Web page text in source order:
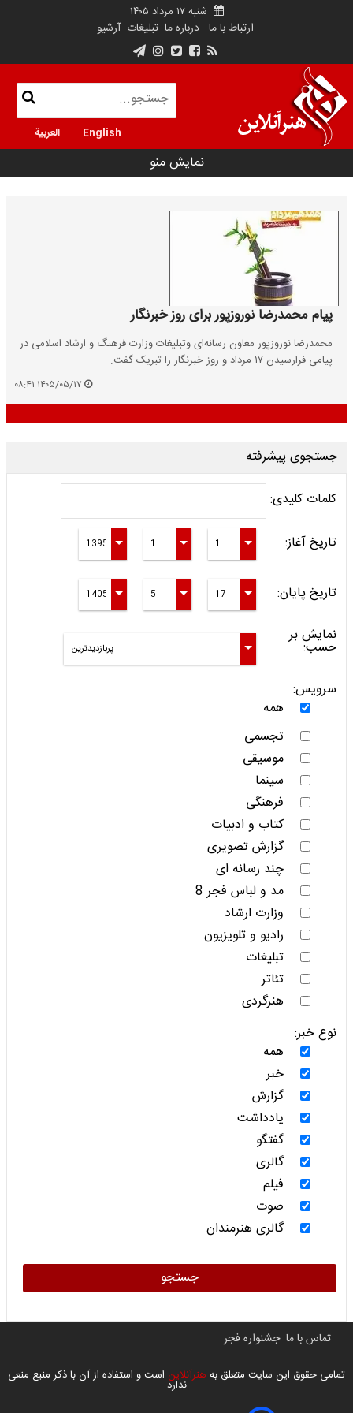
شنبه ۱۷ مرداد ۱۴۰۵
ارتباط با ما درباره ما تبلیغات آرشیو
English العربية
نمایش منو
پیام محمدرضا نوروزپور برای روز خبرنگار
محمدرضا نوروزپور معاون رسانه‌ای وتبلیغات وزارت فرهنگ و ارشاد اسلامی در
پیامی فرارسیدن ۱۷ مرداد و روز خبرنگار را تبریک گفت.
جستجوی پیشرفته
کلمات کلیدی:
تاریخ آغاز:
تاریخ پایان:
نمایش بر
حسب:
سرویس:
همه
تجسمی
موسیقی
سینما
فرهنگی
کتاب و ادبیات
گزارش تصویری
چند رسانه ای
مد و لباس فجر 8
وزارت ارشاد
رادیو و تلویزیون
تبلیغات
تئاتر
هنرگردی
نوع خبر:
همه
خبر
گزارش
یادداشت
گفتگو
گالری
فیلم
صوت
گالری هنرمندان
جستجو
تماس با ما جشنواره فجر
تمامی حقوق این سایت متعلق به هنرآنلاین است و استفاده از آن با ذکر منبع منعی
ندارد